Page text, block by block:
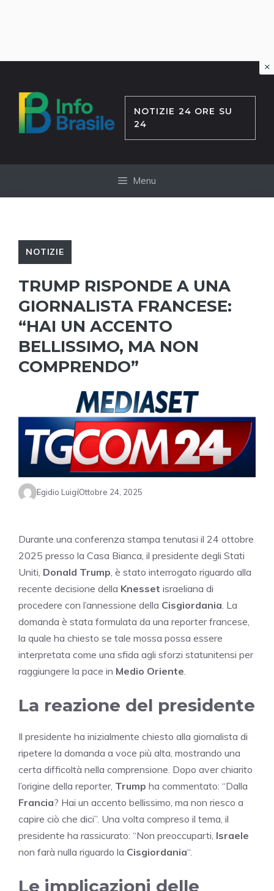
contenuto
NOTIZIE 24 ORE SU
24
Menu
NOTIZIE
TRUMP RISPONDE A UNA
GIORNALISTA FRANCESE:
“HAI UN ACCENTO
BELLISSIMO, MA NON
COMPRENDO”
Egidio LuigiOttobre 24, 2025
Durante una conferenza stampa tenutasi il 24 ottobre
2025 presso la Casa Bianca, il presidente degli Stati
Uniti, Donald Trump , è stato interrogato riguardo alla
recente decisione della Knesset israeliana di
procedere con l’annessione della Cisgiordania . La
domanda è stata formulata da una reporter francese,
la quale ha chiesto se tale mossa possa essere
interpretata come una sfida agli sforzi statunitensi per
raggiungere la pace in Medio Oriente
La reazione del presidente
Il presidente ha inizialmente chiesto alla giornalista di
ripetere la domanda a voce più alta, mostrando una
certa difficoltà nella comprensione. Dopo aver chiarito
l’origine della reporter, Trump ha commentato: “Dalla
Francia? Hai un accento bellissimo, ma non riesco a
capire ciò che dici”. Una volta compreso il tema, il
presidente ha rassicurato: “Non preoccuparti, Israele
non farà nulla riguardo la Cisgiordania“.
Le implicazioni delle
×